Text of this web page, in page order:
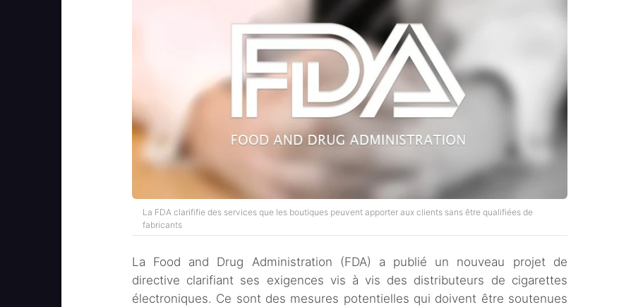
La FDA clarififie des services que les boutiques peuvent apporter aux clients sans être qualifiées de
fabricants
La Food and Drug Administration (FDA) a publié un nouveau projet de
directive clarifiant ses exigences vis à vis des distributeurs de cigarettes
électroniques. Ce sont des mesures potentielles qui doivent être soutenues